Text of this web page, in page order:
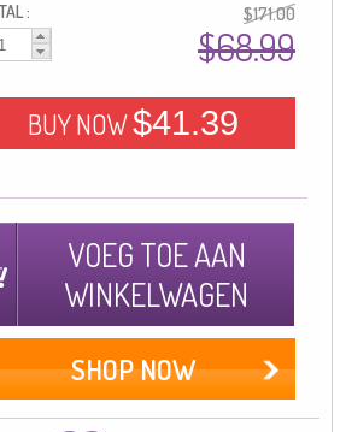
: $171.00
$68.99
BUY NOW$41.39
VOEG TOE AAN
WINKELWAGEN
SHOP NOW